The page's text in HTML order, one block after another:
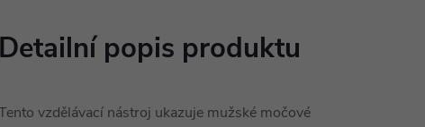
Detailní popis produktu
vzdělávací nástroj ukazuje mužské močové